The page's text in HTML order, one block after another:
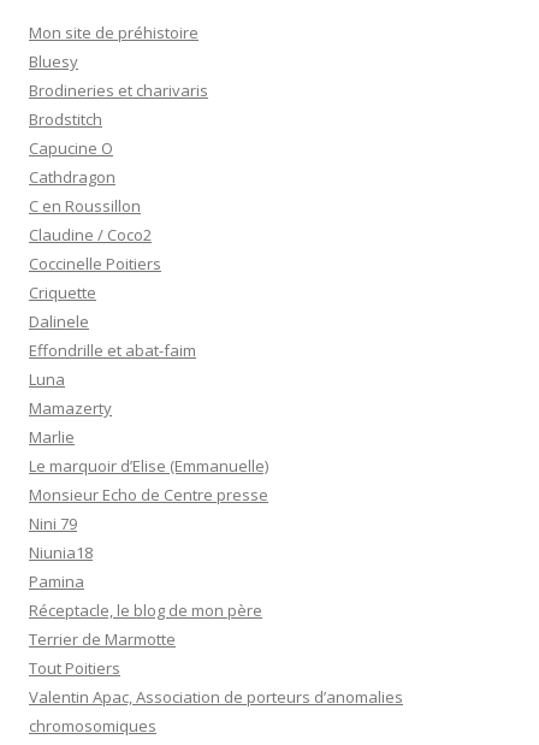
Mon site de préhistoire
Bluesy
Brodineries et charivaris
Brodstitch
Capucine O
Cathdragon
C en Roussillon
Claudine / Coco2
Coccinelle Poitiers
Criquette
Dalinele
Effondrille et abat-faim
Luna
Mamazerty
Marlie
Le marquoir d’Elise (Emmanuelle)
Monsieur Echo de Centre presse
Nini 79
Niunia18
Pamina
Réceptacle, le blog de mon père
Terrier de Marmotte
Tout Poitiers
Valentin Apac, Association de porteurs d’anomalies
chromosomiques